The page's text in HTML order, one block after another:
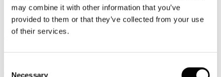
may combine it with other information that you’ve
provided to them or that they’ve collected from your use
of their services.
Necessary
Il tour di questa domenica ci conduce in Liguria, una terra visitata,
ricordata e vissuta da poeti e artisti attraverso i secoli. Molti la
estende, dimenticata e sconosciuta, un’altra Liguria. (Italo Calvino)